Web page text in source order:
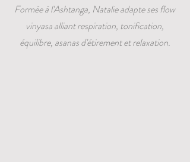
Formée à l'Ashtanga, Natalie adapte ses flow
vinyasa alliant respiration, tonification,
équilibre, asanas d'étirement et relaxation.